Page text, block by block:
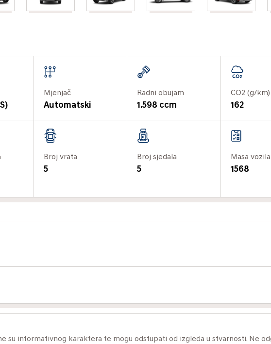
Mjenjač
Automatski
Radni obujam
1.598 ccm
CO2 (g/km)
162
Broj vrata
5
Broj sjedala
5
Masa
1568
su informativnog karaktera te mogu odstupati od izgleda u stvarnosti. Ne